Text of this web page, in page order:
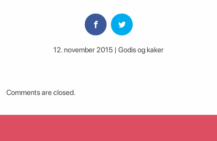
12. november 2015 | Godis og kaker
Comments are closed.